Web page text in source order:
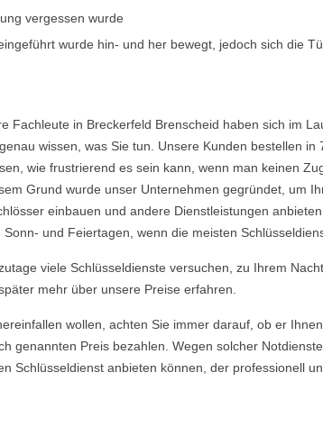
vergessen wurde
wurde hin- und her bewegt, jedoch sich die
Fachleute in Breckerfeld Brenscheid haben sich im
wissen, was Sie tun. Unsere Kunden bestellen
wie frustrierend es sein kann, wenn man keinen
Grund wurde unser Unternehmen gegründet, um
einbauen und andere Dienstleistungen
und Feiertagen, wenn die meisten
viele Schlüsseldienste versuchen, zu Ihrem
mehr über unsere Preise erfahren.
wollen, achten Sie immer darauf, ob er
genannten Preis bezahlen. Wegen solcher
Schlüsseldienst anbieten können, der professionell